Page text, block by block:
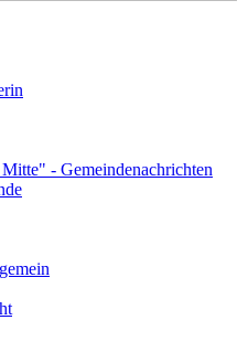
- Gemeindenachrichten